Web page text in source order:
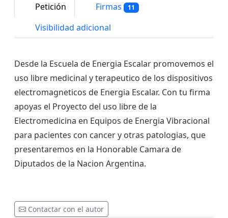
Petición Firmas 11
Visibilidad adicional
Desde la Escuela de Energia Escalar promovemos el
uso libre medicinal y terapeutico de los dispositivos
electromagneticos de Energia Escalar. Con tu firma
apoyas el Proyecto del uso libre de la
Electromedicina en Equipos de Energia Vibracional
para pacientes con cancer y otras patologias, que
presentaremos en la Honorable Camara de
Diputados de la Nacion Argentina.
Contactar con el autor